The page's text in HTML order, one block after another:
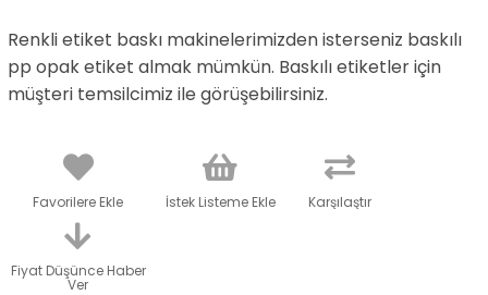
Renkli etiket baskı makinelerimizden isterseniz baskılı
pp opak etiket almak mümkün. Baskılı etiketler için
müşteri temsilcimiz ile görüşebilirsiniz.
Favorilere Ekle İstek Listeme Ekle Karşılaştır
Fiyat Düşünce Haber
Ver